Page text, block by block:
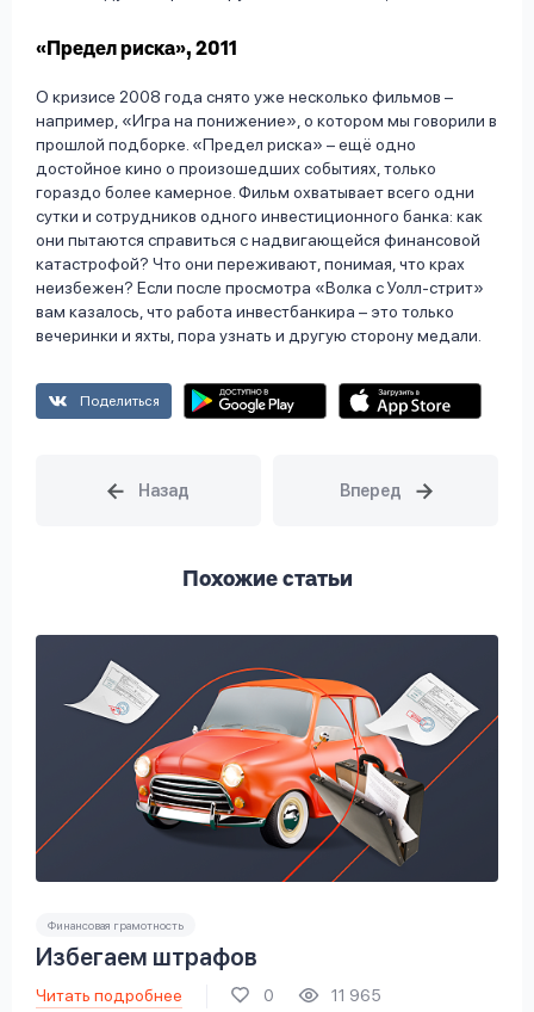
«Предел риска», 2011
О кризисе 2008 года снято уже несколько фильмов –
например, «Игра на понижение», о котором мы говорили в
прошлой подборке. «Предел риска» – ещё одно
достойное кино о произошедших событиях, только
гораздо более камерное. Фильм охватывает всего одни
сутки и сотрудников одного инвестиционного банка: как
они пытаются справиться с надвигающейся финансовой
катастрофой? Что они переживают, понимая, что крах
неизбежен? Если после просмотра «Волка с Уолл-стрит»
вам казалось, что работа инвестбанкира – это только
вечеринки и яхты, пора узнать и другую сторону медали.
Поделиться
Похожие статьи
Финансовая грамотность
Избегаем штрафов
Читать подробнее 0 11 965